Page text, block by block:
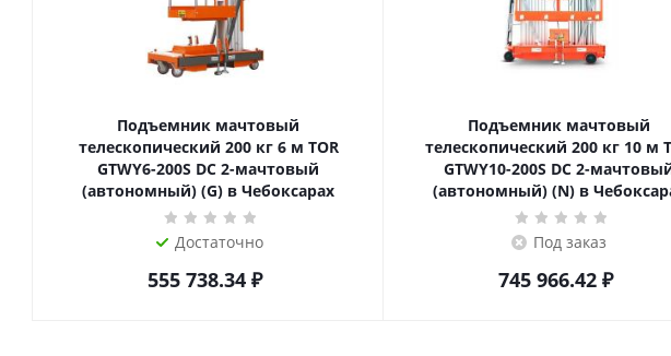
Подъемник мачтовый
телескопический 200 кг 6 м TOR
GTWY6-200S DC 2-мачтовый
(автономный) (G) в Чебоксарах
Достаточно
555 738.34₽
Подъемник мачтовый
телескопический 200 кг 10 м TOR
GTWY10-200S DC 2-
(автономный) (N) в
Под заказ
745 966.42₽